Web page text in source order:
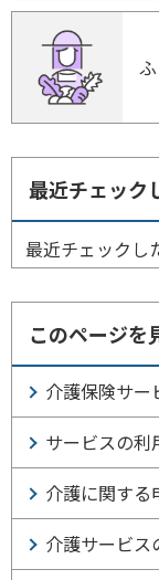
最近チェック
最近チェックし
このページを
介護保険サー
サービスの利
介護に関する
介護サービス